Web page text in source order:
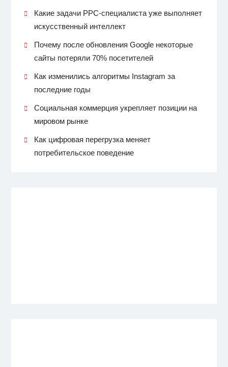
Какие задачи PPC-специалиста уже выполняет
искусственный интеллект
Почему после обновления Google некоторые
сайты потеряли 70% посетителей
Как изменились алгоритмы Instagram за
последние годы
Социальная коммерция укрепляет позиции на
мировом рынке
Как цифровая перегрузка меняет
потребительское поведение